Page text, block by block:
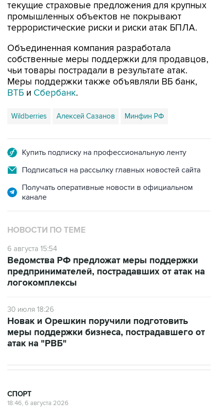
текущие страховые предложения для крупных
промышленных объектов не покрывают
террористические риски и риски атак БПЛА.
Объединенная компания разработала
собственные меры поддержки для продавцов,
чьи товары пострадали в результате атак.
Меры поддержки также объявляли ВБ банк,
ВТБ и Сбербанк.
Wildberries Алексей Сазанов Минфин РФ
Купить подписку на профессиональную ленту
Подписаться на рассылку главных новостей сайта
Получать оперативные новости в официальном
канале
НОВОСТИ ПО ТЕМЕ
6 августа 15:54
Ведомства РФ предложат меры поддержки
предпринимателей, пострадавших от атак на
логокомплексы
30 июля 18:26
Новак и Орешкин поручили подготовить
меры поддержки бизнеса, пострадавшего от
атак на "РВБ"
СПОРТ
18:46, 6 августа 2026